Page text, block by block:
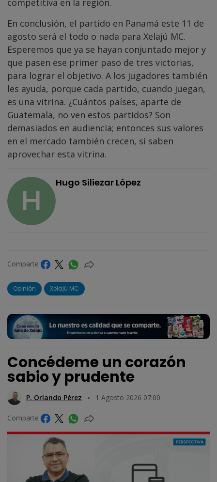
competitiva en la región.
En conclusión, el partido en Panamá este 11 de
agosto será el todo o nada para Xelajú MC.
Esperemos que ya se hayan conjuntado mejor y
que pasen ese primer paso de tres victorias,
para lograr el objetivo. A los jugadores también
les ayuda, porque cada partido, cuando juegan,
es una vitrina. ¿Cuántos países, aparte de
Guatemala, no ven estos partidos? Son
demasiados en audiencia; entonces sus valores
en el mercado también crecen, si saben
aprovechar esta vitrina.
Hugo Siliezar López
Comparte
Opinión Xelajú MC
Concédeme un corazón
sabio y prudente
P. Orlando Pérez 1 Agosto 2026 07:00
Comparte